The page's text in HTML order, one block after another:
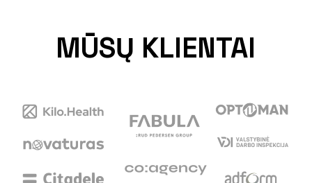
MŪSŲ KLIENTAI